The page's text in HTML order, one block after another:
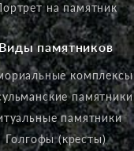
на памятник
памятников
комплексы
памятники
памятники
Голгофы (кресты)